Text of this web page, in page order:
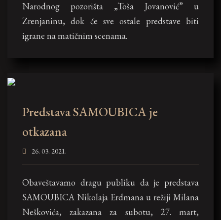
Narodnog pozorišta „Toša Jovanović” u
Zrenjaninu, dok će sve ostale predstave biti
igrane na matičnim scenama.
Predstava SAMOUBICA je
otkazana
26. 03. 2021.
Obaveštavamo dragu publiku da je predstava
SAMOUBICA Nikolaja Erdmana u režiji Milana
Neškovića, zakazana za subotu, 27. mart,